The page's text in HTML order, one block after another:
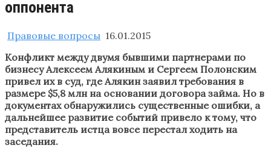
оппонента
Правовые вопросы 16.01.2015
Конфликт между двумя бывшими партнерами по
бизнесу Алексеем Алякиным и Сергеем Полонским
привел их в суд, где Алякин заявил требования в
размере $5,8 млн на основании договора займа. Но в
документах обнаружились существенные ошибки, а
дальнейшее развитие событий привело к тому, что
представитель истца вовсе перестал ходить на
заседания.